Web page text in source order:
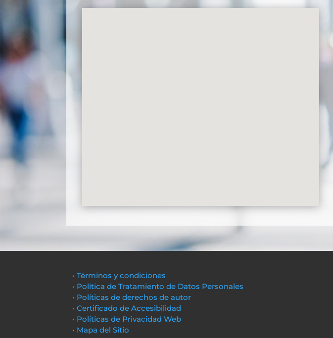
• Términos y condiciones
• Política de Tratamiento de Datos Personales
• Políticas de derechos de autor
• Certificado de Accesibilidad
• Políticas de Privacidad Web
• Mapa del Sitio